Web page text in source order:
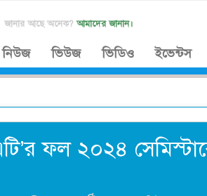
জানার আছে অনেক? আমাদের জানান।
নিউজ ভিউজ ভিডিও ইভেন্টস
ফল ২০২৪